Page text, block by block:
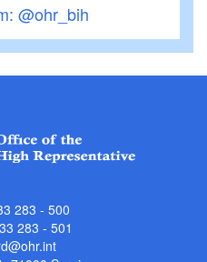
@ohr_bih
283 - 500
283 - 501